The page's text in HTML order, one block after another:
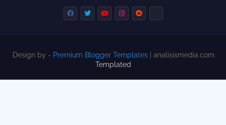
Design by - Premium Blogger Templates| analisismedia.com
Templated